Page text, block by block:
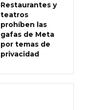
Restaurantes y
teatros
prohíben las
gafas de Meta
por temas de
privacidad